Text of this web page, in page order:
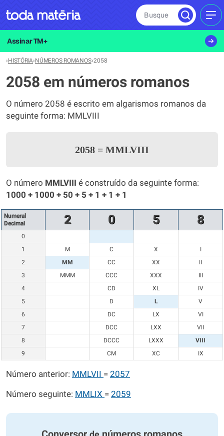
Busque
Assinar TM+
›HISTÓRIA›NÚMEROS ROMANOS›2058
2058 em números romanos
O número 2058 é escrito em algarismos romanos da
seguinte forma: MMLVIII
2058 = MMLVIII
O número MMLVIII é construído da seguinte forma:
1000 + 1000 + 50 + 5 + 1 + 1 + 1
Numeral
Decimal
2 0 5 8
0
1
M C X
I
2
MM CC XX
II
3
MMM CCC XXX
III
4
CD XL
IV
5
D L
V
6
DC LX
VI
7
DCC LXX
VII
8
DCCC LXXX
VIII
9
CM XC IX
Número anterior: MMLVII = 2057
Número seguinte: MMLIX = 2059